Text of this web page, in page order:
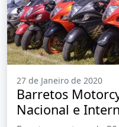
27 de Janeiro de 2020
Barretos
Nacional e